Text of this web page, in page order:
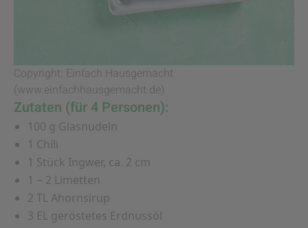
Copyright: Einfach Hausgemacht
(www.einfachhausgemacht.de)
Zutaten (für 4 Personen):
100 g Glasnudeln
1 Chili
1 Stück Ingwer, ca. 2 cm
1 − 2 Limetten
2 TL Ahornsirup
3 EL geröstetes Erdnussöl